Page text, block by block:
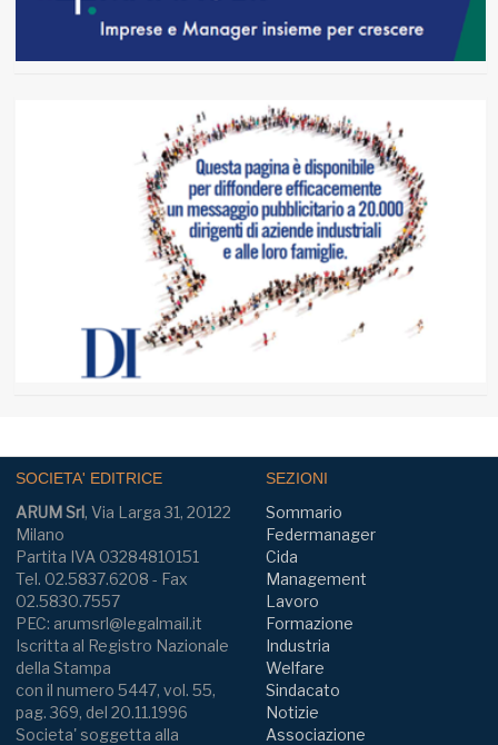
SOCIETA' EDITRICE
ARUM Srl, Via Larga 31, 20122
Milano
Partita IVA 03284810151
Tel. 02.5837.6208 - Fax
02.5830.7557
PEC: arumsrl@legalmail.it
Iscritta al Registro Nazionale
della Stampa
con il numero 5447, vol. 55,
pag. 369, del 20.11.1996
Societa' soggetta alla
SEZIONI
Sommario
Federmanager
Cida
Management
Lavoro
Formazione
Industria
Welfare
Sindacato
Notizie
Associazione